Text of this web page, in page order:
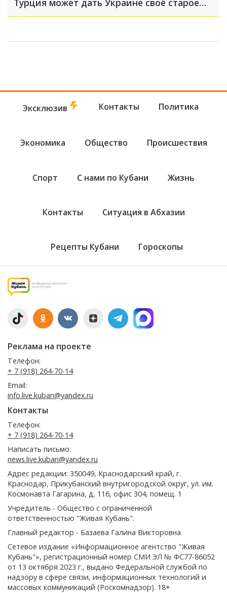
Турция может дать Украине своё старое
оружие: что произошло, пока вы спали
Эксклюзив Контакты Политика
Экономика Общество Происшествия
Спорт С нами по Кубани Жизнь
Контакты Ситуация в Абхазии
Рецепты Кубани Гороскопы
Реклама на проекте
Телефон:
+ 7 (918) 264-70-14
Email:
info.live.kuban@yandex.ru
Контакты
Телефон:
+ 7 (918) 264-70-14
Написать письмо:
news.live.kuban@yandex.ru
Адрес редакции: 350049, Краснодарский край, г.
Краснодар, Прикубанский внутригородской округ, ул. им.
Космонавта Гагарина, д. 116, офис 304, помещ. 1
Учредитель - Общество с ограниченной
ответственностью "Живая Кубань".
Главный редактор - Базаева Галина Викторовна
Сетевое издание «Информационное агентство "Живая
Кубань"», регистрационный номер СМИ ЭЛ № ФС77-86052
от 13 октября 2023 г., выдано Федеральной службой по
надзору в сфере связи, информационных технологий и
массовых коммуникаций (Роскомнадзор). 18+